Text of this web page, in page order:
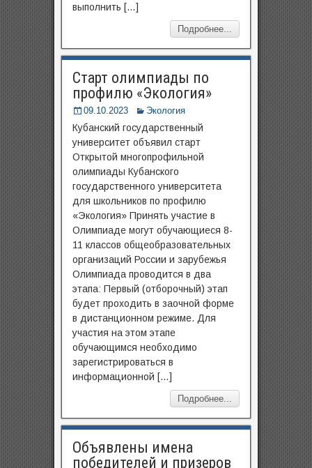
выполнить […]
Подробнее...
Старт олимпиады по
профилю «Экология»
09.10.2023 Экология
Кубанский государственный
университет объявил старт
Открытой многопрофильной
олимпиады Кубанского
государственного университета
для школьников по профилю
«Экология» Принять участие в
Олимпиаде могут обучающиеся 8-
11 классов общеобразовательных
организаций России и зарубежья
Олимпиада проводится в два
этапа: Первый (отборочный) этап
будет проходить в заочной форме
в дистанционном режиме. Для
участия на этом этапе
обучающимся необходимо
зарегистрироваться в
информационной […]
Подробнее...
Объявлены имена
победителей и призеров